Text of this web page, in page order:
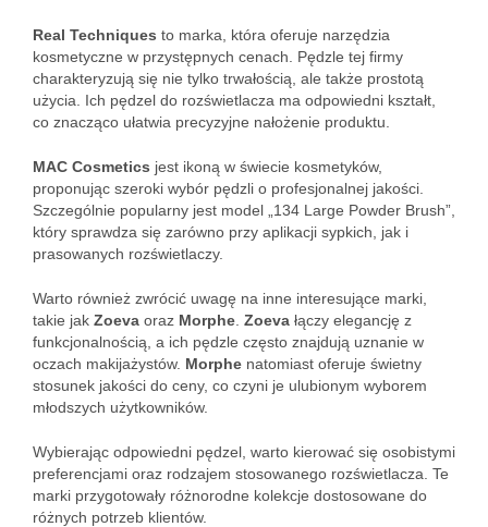
Real Techniques to marka, która oferuje narzędzia
kosmetyczne w przystępnych cenach. Pędzle tej firmy
charakteryzują się nie tylko trwałością, ale także prostotą
użycia. Ich pędzel do rozświetlacza ma odpowiedni kształt,
co znacząco ułatwia precyzyjne nałożenie produktu.
MAC Cosmetics jest ikoną w świecie kosmetyków,
proponując szeroki wybór pędzli o profesjonalnej jakości.
Szczególnie popularny jest model „134 Large Powder Brush”,
który sprawdza się zarówno przy aplikacji sypkich, jak i
prasowanych rozświetlaczy.
Warto również zwrócić uwagę na inne interesujące marki,
takie jak Zoeva oraz Morphe Zoeva łączy elegancję z
funkcjonalnością, a ich pędzle często znajdują uznanie w
oczach makijażystów. Morphe natomiast oferuje świetny
stosunek jakości do ceny, co czyni je ulubionym wyborem
młodszych użytkowników.
Wybierając odpowiedni pędzel, warto kierować się osobistymi
preferencjami oraz rodzajem stosowanego rozświetlacza. Te
marki przygotowały różnorodne kolekcje dostosowane do
różnych potrzeb klientów.